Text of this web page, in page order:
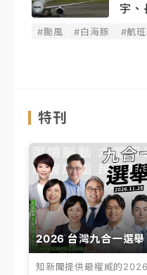
宇、
#颱風 #白海豚 #航
特刊
2026 台灣九合一選舉
知新聞提供最權威的